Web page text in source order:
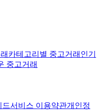
카테고리별 중고거래 인기
중고거래
드서비스 이용약관개인정